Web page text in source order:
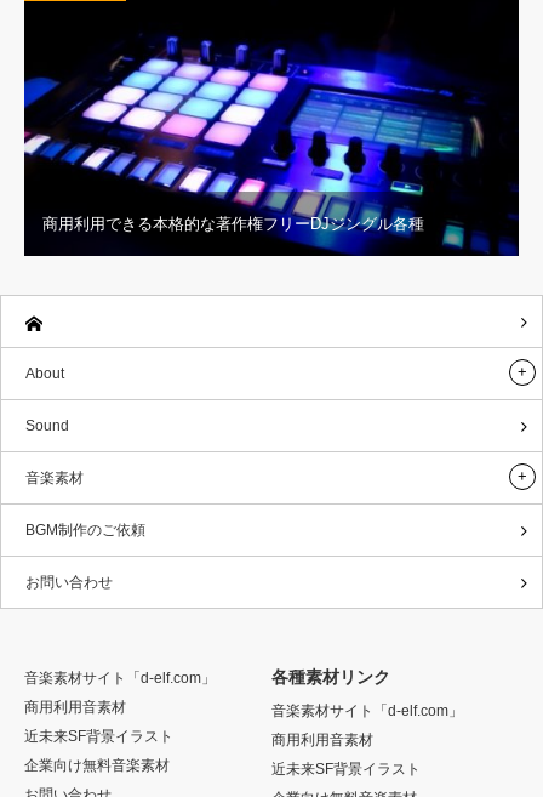
商用利用できる本格的な著作権フリーDJジングル各種
About
Sound
音楽素材
BGM制作のご依頼
お問い合わせ
音楽素材サイト「d-elf.com」
商用利用音素材
近未来SF背景イラスト
企業向け無料音楽素材
各種素材リンク
音楽素材サイト「d-elf.com」
商用利用音素材
近未来SF背景イラスト